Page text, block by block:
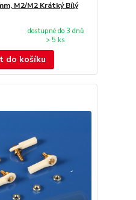
M2/M2 Krátký Bílý
dostupné do 3 dnů
> 5 ks
do košíku